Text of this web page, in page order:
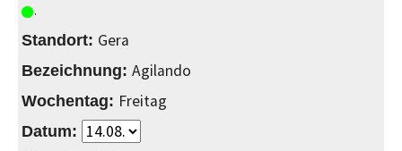
Gera
Agilando
Freitag